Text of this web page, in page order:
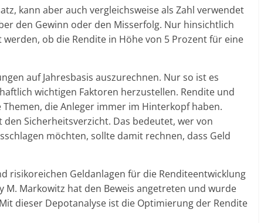
kann aber auch vergleichsweise als Zahl verwendet
den Gewinn oder den Misserfolg. Nur hinsichtlich
ob die Rendite in Höhe von 5 Prozent für eine
auf Jahresbasis auszurechnen. Nur so ist es
wichtigen Faktoren herzustellen. Rendite und
die Anleger immer im Hinterkopf haben.
Sicherheitsverzicht. Das bedeutet, wer von
möchten, sollte damit rechnen, dass Geld
risikoreichen Geldanlagen für die Renditeentwicklung
Markowitz hat den Beweis angetreten und wurde
dieser Depotanalyse ist die Optimierung der Rendite